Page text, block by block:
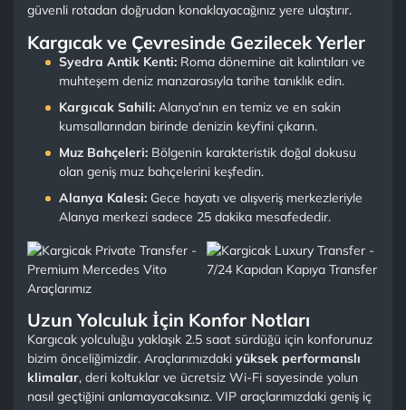
güvenli rotadan doğrudan konaklayacağınız yere ulaştırır.
Kargıcak ve Çevresinde Gezilecek Yerler
Syedra Antik Kenti: Roma dönemine ait kalıntıları ve
muhteşem deniz manzarasıyla tarihe tanıklık edin.
Kargıcak Sahili: Alanya'nın en temiz ve en sakin
kumsallarından birinde denizin keyfini çıkarın.
Muz Bahçeleri: Bölgenin karakteristik doğal dokusu
olan geniş muz bahçelerini keşfedin.
Alanya Kalesi: Gece hayatı ve alışveriş merkezleriyle
Alanya merkezi sadece 25 dakika mesafededir.
Uzun Yolculuk İçin Konfor Notları
Kargıcak yolculuğu yaklaşık 2.5 saat sürdüğü için konforunuz
bizim önceliğimizdir. Araçlarımızdakiyüksek performanslı
klimalar, deri koltuklar ve ücretsiz Wi-Fi sayesinde yolun
nasıl geçtiğini anlamayacaksınız. VIP araçlarımızdaki geniş iç